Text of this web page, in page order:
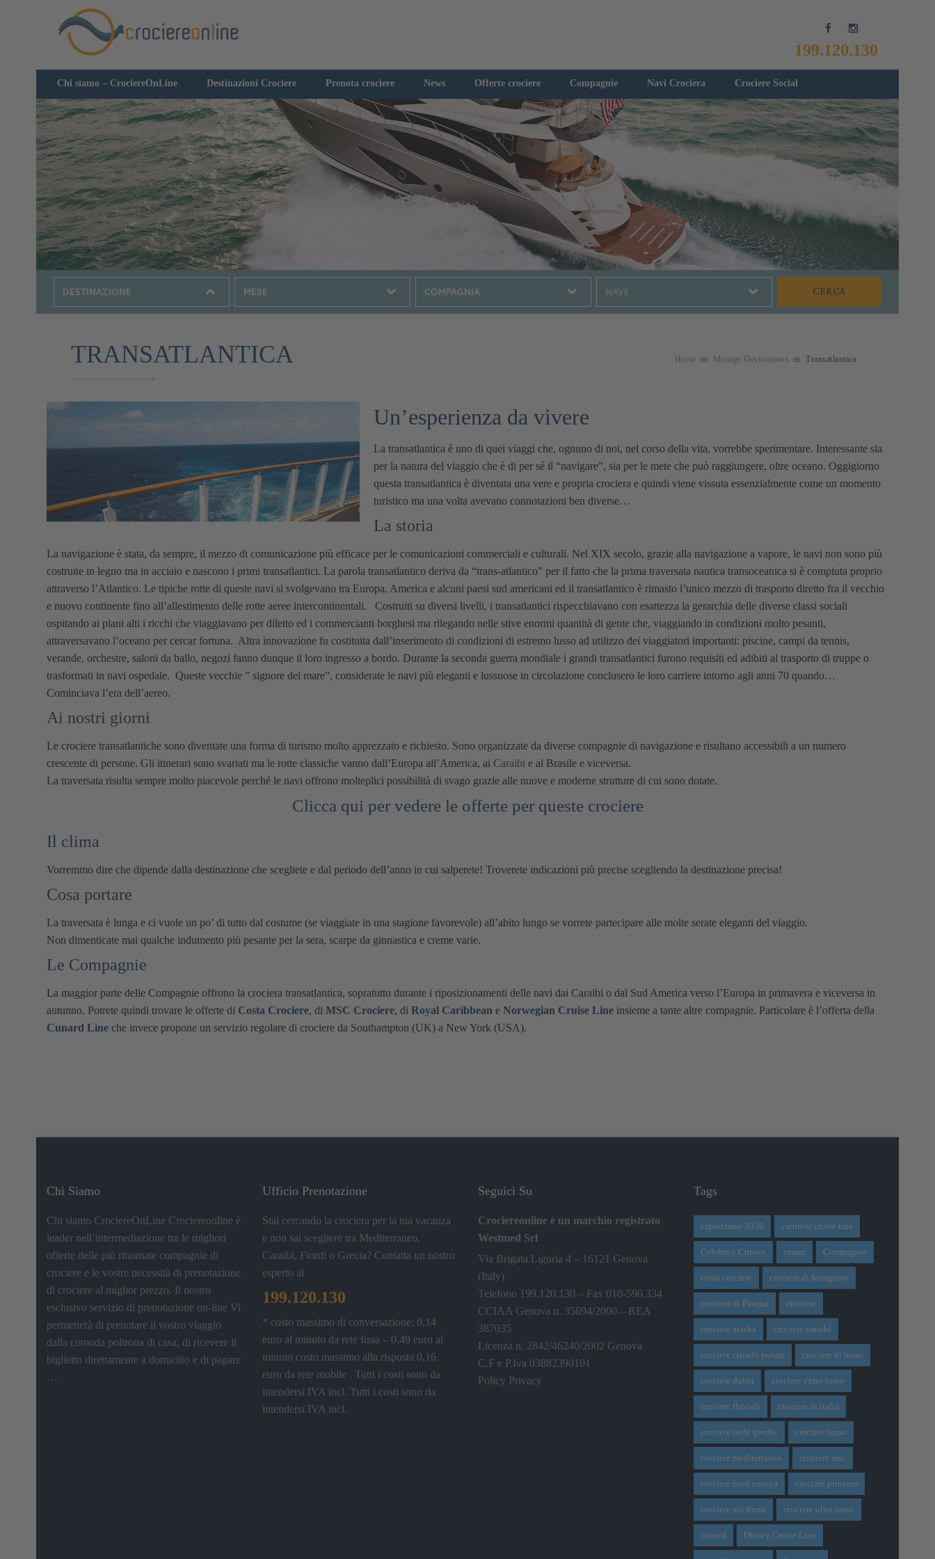
199.120.130
Chi siamo – CrociereOnLine Destinazioni Crociere Prenota crociere News Offerte crociere Compagnie Navi Crociera Crociere Social
TRANSATLANTICA Home Manage Destinations Transatlantica
Un’esperienza da vivere
La transatlantica è uno di quei viaggi che, ognuno di noi, nel corso della vita, vorrebbe sperimentare. Interessante sia
per la natura del viaggio che è di per sé il “navigare”, sia per le mete che può raggiungere, oltre oceano. Oggigiorno
questa transatlantica è diventata una vere e propria crociera e quindi viene vissuta essenzialmente come un momento
turistico ma una volta avevano connotazioni ben diverse…
La storia
La navigazione è stata, da sempre, il mezzo di comunicazione più efficace per le comunicazioni commerciali e culturali. Nel XIX secolo, grazie alla navigazione a vapore, le navi non sono più
costruite in legno ma in acciaio e nascono i primi transatlantici. La parola transatlantico deriva da “trans-atlantico” per il fatto che la prima traversata nautica transoceanica si è compiuta proprio
attraverso l’Atlantico. Le tipiche rotte di queste navi si svolgevano tra Europa, America e alcuni paesi sud americani ed il transatlantico è rimasto l’unico mezzo di trasporto diretto fra il vecchio
e nuovo continente fino all’allestimento delle rotte aeree intercontinentali. Costruiti su diversi livelli, i transatlantici rispecchiavano con esattezza la gerarchia delle diverse classi sociali
ospitando ai piani alti i ricchi che viaggiavano per diletto ed i commercianti borghesi ma rilegando nelle stive enormi quantità di gente che, viaggiando in condizioni molto pesanti,
attraversavano l’oceano per cercar fortuna. Altra innovazione fu costituita dall’inserimento di condizioni di estremo lusso ad utilizzo dei viaggiatori importanti: piscine, campi da tennis,
verande, orchestre, saloni da ballo, negozi fanno dunque il loro ingresso a bordo. Durante la seconda guerra mondiale i grandi transatlantici furono requisiti ed adibiti al trasporto di truppe o
trasformati in navi ospedale. Queste vecchie ” signore del mare”, considerate le navi più eleganti e lussuose in circolazione conclusero le loro carriere intorno agli anni 70 quando…
Cominciava l’era dell’aereo.
Ai nostri giorni
Le crociere transatlantiche sono diventate una forma di turismo molto apprezzato e richiesto. Sono organizzate da diverse compagnie di navigazione e risultano accessibili a un numero
crescente di persone. Gli itinerari sono svariati ma le rotte classiche vanno dall’Europa all’America, ai Caraibi e al Brasile e viceversa.
La traversata risulta sempre molto piacevole perché le navi offrono molteplici possibilità di svago grazie alle nuove e moderne strutture di cui sono dotate.
Clicca qui per vedere le offerte per queste crociere
Il clima
Vorremmo dire che dipende dalla destinazione che scegliete e dal periodo dell’anno in cui salperete! Troverete indicazioni più precise scegliendo la destinazione precisa!
Cosa portare
La traversata è lunga e ci vuole un po’ di tutto dal costume (se viaggiate in una stagione favorevole) all’abito lungo se vorrete partecipare alle molte serate eleganti del viaggio.
Non dimenticate mai qualche indumento più pesante per la sera, scarpe da ginnastica e creme varie.
Le Compagnie
La maggior parte delle Compagnie offrono la crociera transatlantica, sopratutto durante i riposizionamenti delle navi dai Caraibi o dal Sud America verso l’Europa in primavera e viceversa in
autunno. Potrete quindi trovare le offerte di Costa Crociere, di MSC Crociere, di Royal Caribbean e Norwegian Cruise Line insieme a tante altre compagnie. Particolare è l’offerta della
Cunard Line che invece propone un servizio regolare di crociere da Southampton (UK) a New York (USA).
Chi Siamo
Chi siamo CrociereOnLine Crociereonline è
leader nell’intermediazione tra le migliori
offerte delle più rinomate compagnie di
crociere e le vostre necessità di prenotazione
di crociere al miglior prezzo. Il nostro
esclusivo servizio di prenotazione on-line Vi
permetterà di prenotare il vostro viaggio
dalla comoda poltrona di casa, di ricevere il
biglietto direttamente a domicilio e di pagare
…
Ufficio Prenotazione
Stai cercando la crociera per la tua vacanza
e non sai scegliere tra Mediterraneo,
Caraibi, Fiordi o Grecia? Contatta un nostro
esperto al
199.120.130
* costo massimo di conversazione: 0,14
euro al minuto da rete fissa – 0,49 euro al
minuto costo massimo alla risposta 0,16
euro da rete mobile . Tutti i costi sono da
intendersi IVA incl. Tutti i costi sono da
intendersi IVA incl.
Seguici Su
Crociereonline è un marchio registrato
Westmed Srl
Via Brigata Liguria 4 – 16121 Genova
(Italy)
Telefono 199.120.130 – Fax 010-590.334
CCIAA Genova n. 35694/2000 – REA
387035
Licenza n. 2842/46240/2002 Genova
C.F e P.Iva 03882390101
Policy Privacy
Tags
capodanno 2026 carnival cruise line
Celebrity Cruises cemar Compagnie
costa crociere crociera di ferragosto
crociera di Pasqua crociere
crociere alaska crociere caraibi
crociere circolo polare crociere di lusso
crociere dubai crociere extra-lusso
crociere fluviali crociere in italia
crociere isole greche crociere lusso
crociere mediterraneo crociere msc
crociere nord europa crociere princess
crociere sui fiumi crociere ultra lusso
cunard Disney Cruise Line